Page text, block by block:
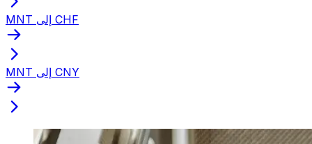
MNT إلى CHF
MNT إلى CNY